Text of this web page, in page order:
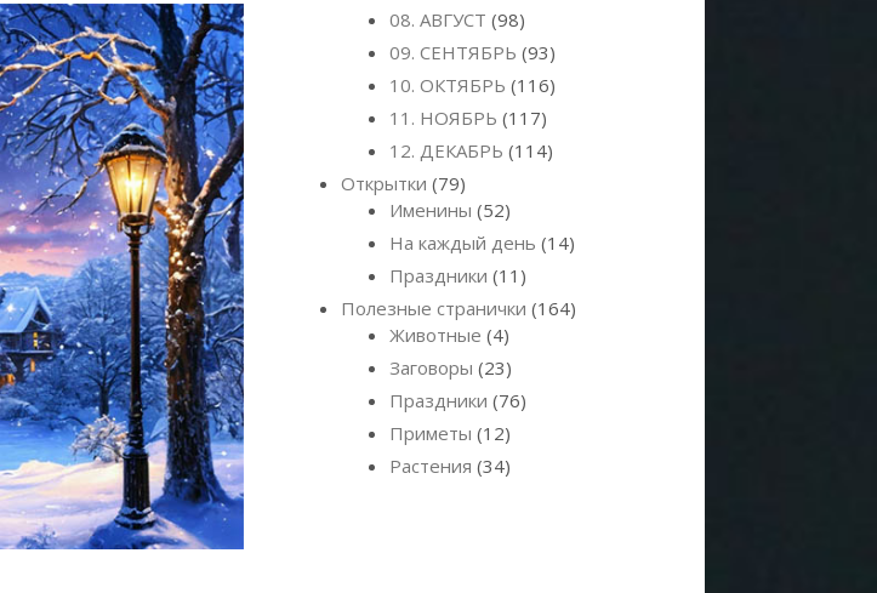
08. АВГУСТ (98)
09. СЕНТЯБРЬ (93)
10. ОКТЯБРЬ (116)
11. НОЯБРЬ (117)
12. ДЕКАБРЬ (114)
Открытки (79)
Именины (52)
На каждый день (14)
Праздники (11)
Полезные странички (164)
Животные (4)
Заговоры (23)
Праздники (76)
Приметы (12)
Растения (34)